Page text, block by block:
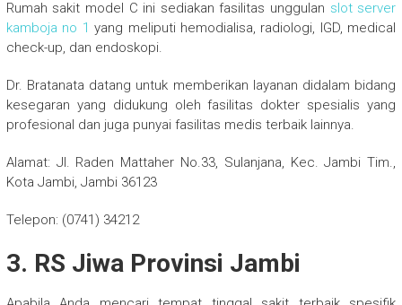
Rumah sakit model C ini sediakan fasilitas unggulan slot server
kamboja no 1 yang meliputi hemodialisa, radiologi, IGD, medical
check-up, dan endoskopi.
Dr. Bratanata datang untuk memberikan layanan didalam bidang
kesegaran yang didukung oleh fasilitas dokter spesialis yang
profesional dan juga punyai fasilitas medis terbaik lainnya.
Alamat: Jl. Raden Mattaher No.33, Sulanjana, Kec. Jambi Tim.,
Kota Jambi, Jambi 36123
Telepon: (0741) 34212
3. RS Jiwa Provinsi Jambi